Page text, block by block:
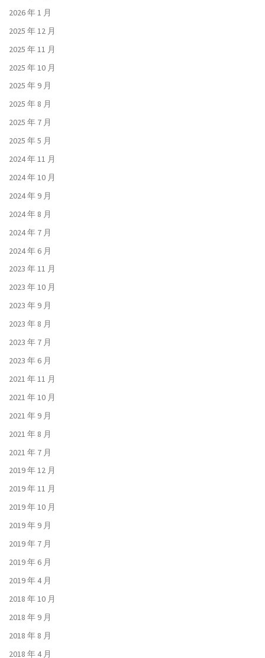
2026 年 1 月
2025 年 12 月
2025 年 11 月
2025 年 10 月
2025 年 9 月
2025 年 8 月
2025 年 7 月
2025 年 5 月
2024 年 11 月
2024 年 10 月
2024 年 9 月
2024 年 8 月
2024 年 7 月
2024 年 6 月
2023 年 11 月
2023 年 10 月
2023 年 9 月
2023 年 8 月
2023 年 7 月
2023 年 6 月
2021 年 11 月
2021 年 10 月
2021 年 9 月
2021 年 8 月
2021 年 7 月
2019 年 12 月
2019 年 11 月
2019 年 10 月
2019 年 9 月
2019 年 7 月
2019 年 6 月
2019 年 4 月
2018 年 10 月
2018 年 9 月
2018 年 8 月
2018 年 4 月